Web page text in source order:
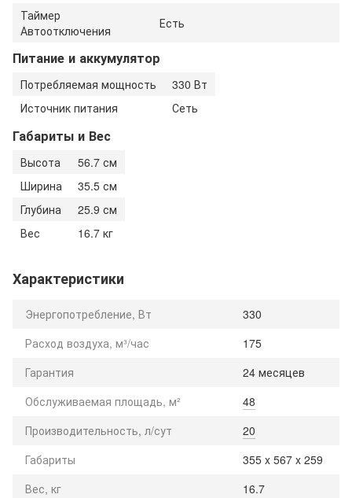
Таймер
Автоотключения
Есть
Питание и аккумулятор
Потребляемая мощность
330 Вт
Источник питания
Сеть
Габариты и Вес
Высота
56.7 см
Ширина
35.5 см
Глубина
25.9 см
Вес
16.7 кг
Характеристики
Энергопотребление, Вт
330
Расход воздуха, м³/час
175
Гарантия
24 месяцев
Обслуживаемая площадь, м²
48
Производительность, л/сут
20
Габариты
355 x 567 x 259
Вес, кг
16.7